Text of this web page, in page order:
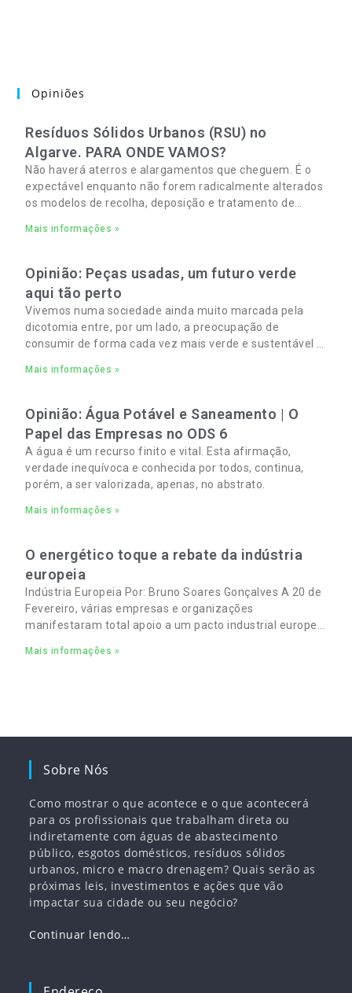
Opiniões
Resíduos Sólidos Urbanos (RSU) no
Algarve. PARA ONDE VAMOS?
Não haverá aterros e alargamentos que cheguem. É o
expectável enquanto não forem radicalmente alterados
os modelos de recolha, deposição e tratamento de
Mais informações »
Opinião: Peças usadas, um futuro verde
aqui tão perto
Vivemos numa sociedade ainda muito marcada pela
dicotomia entre, por um lado, a preocupação de
consumir de forma cada vez mais verde e sustentável e,
e familiares cada vez mais apertados.
Mais informações »
Opinião: Água Potável e Saneamento | O
Papel das Empresas no ODS 6
A água é um recurso finito e vital. Esta afirmação,
verdade inequívoca e conhecida por todos, continua,
porém, a ser valorizada, apenas, no abstrato.
Mais informações »
O energético toque a rebate da indústria
europeia
Indústria Europeia Por: Bruno Soares Gonçalves A 20 de
Fevereiro, várias empresas e organizações
manifestaram total apoio a um pacto industrial europeu
empregos
Mais informações »
Sobre Nós
Como mostrar o que acontece e o que acontecerá
para os profissionais que trabalham direta ou
indiretamente com águas de abastecimento
público, esgotos domésticos, resíduos sólidos
urbanos, micro e macro drenagem? Quais serão as
próximas leis, investimentos e ações que vão
impactar sua cidade ou seu negócio?
Continuar lendo…